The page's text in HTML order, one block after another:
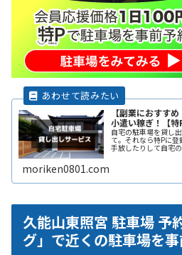
【副業におすす
小遣い稼ぎ！【特P
自宅の駐車場を貸し
て。それなら特Pに
手放したりして自宅
貸すと副収入になる
moriken0801.com
久能山東照宮 駐車場 予
グ」で近くの駐車場を事